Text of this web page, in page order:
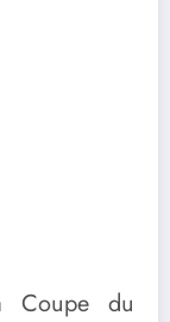
Coupe du